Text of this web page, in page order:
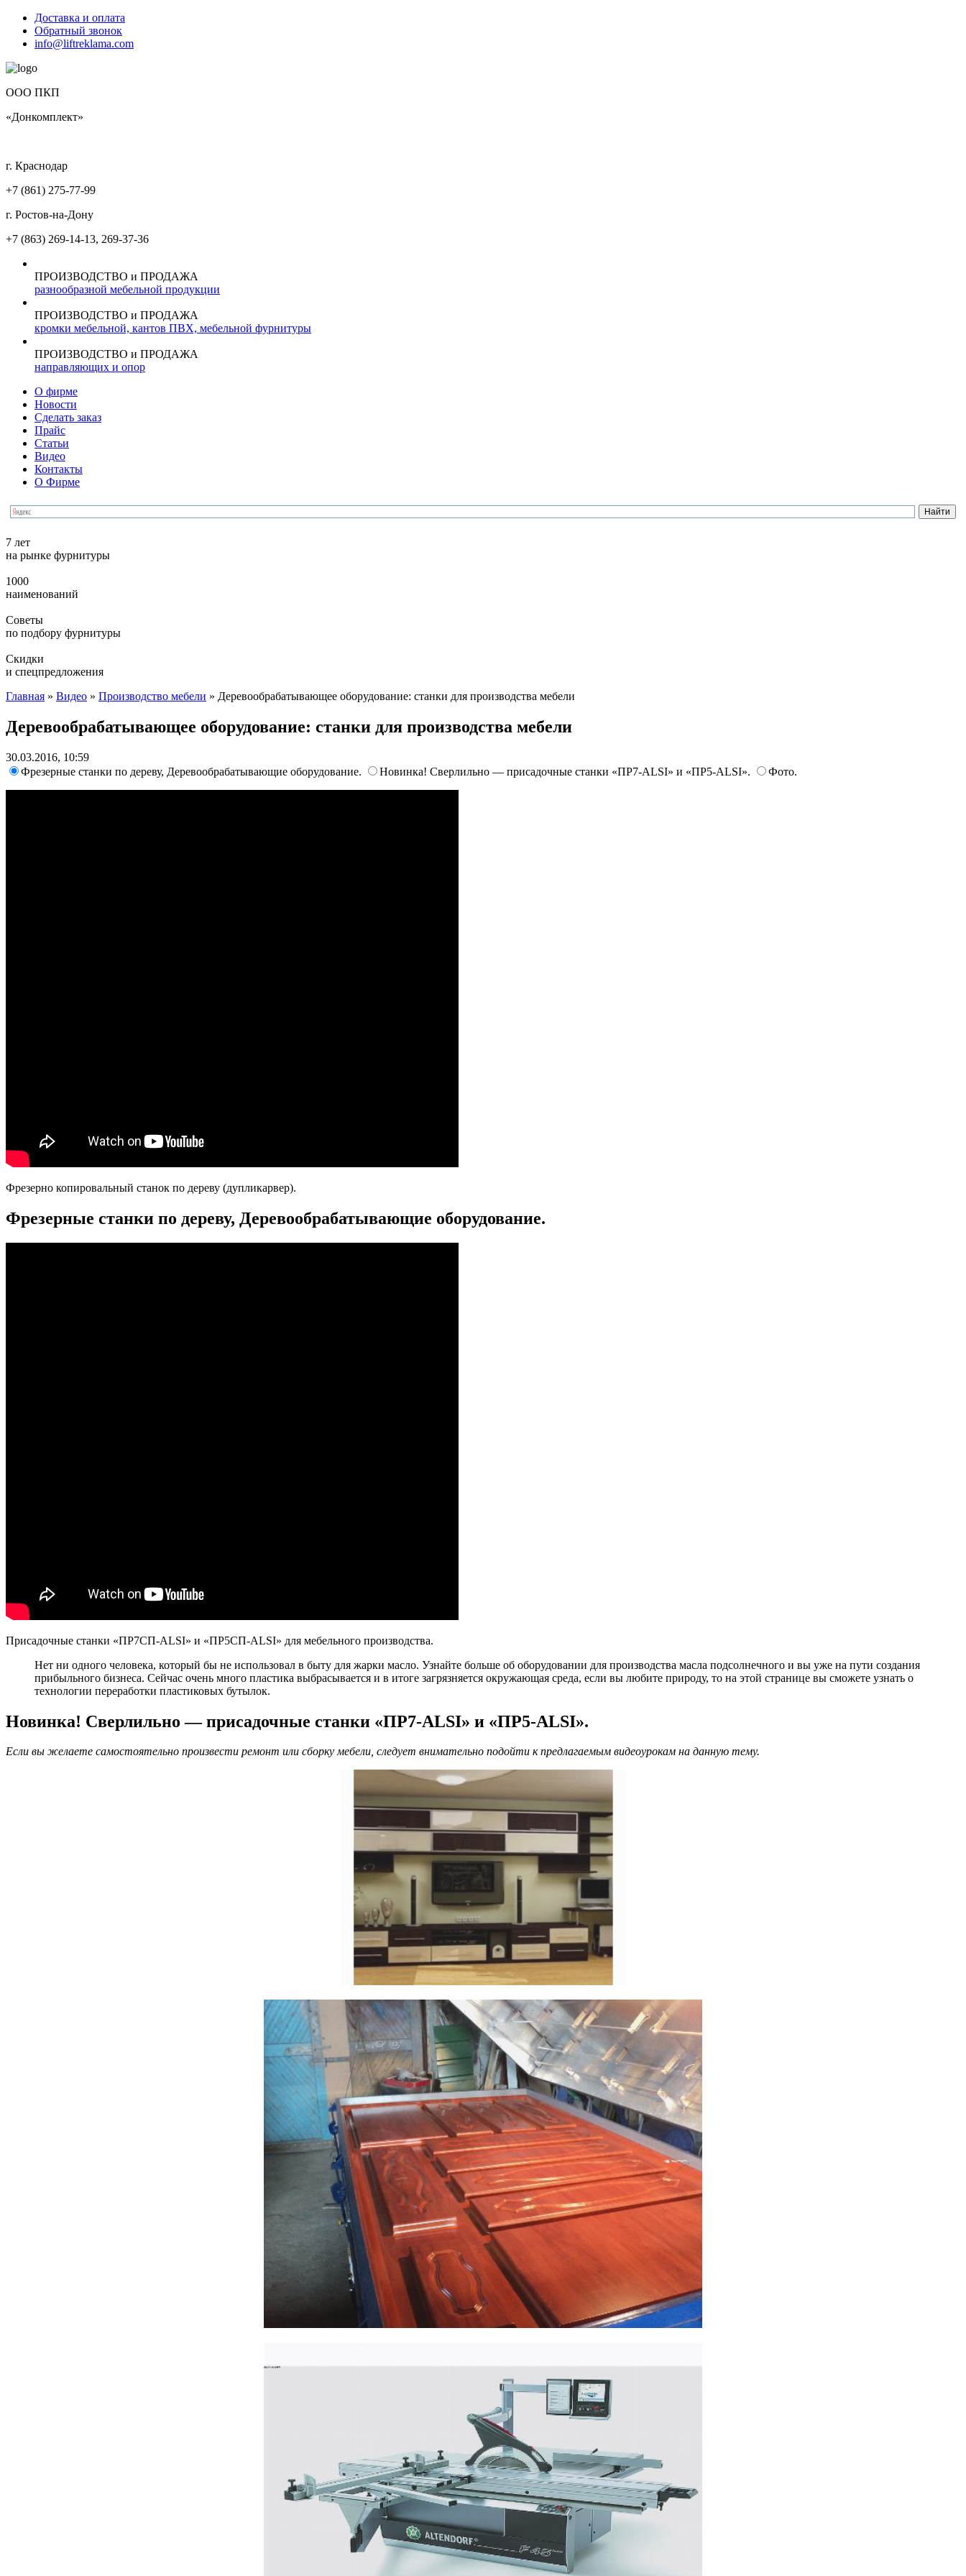
Доставка и оплата
Обратный звонок
info@liftreklama.com
ООО ПКП
«Донкомплект»
г. Краснодар
+7 (861) 275-77-99
г. Ростов-на-Дону
+7 (863) 269-14-13, 269-37-36
ПРОИЗВОДСТВО и ПРОДАЖА
разнообразной мебельной продукции
ПРОИЗВОДСТВО и ПРОДАЖА
кромки мебельной, кантов ПВХ, мебельной фурнитуры
ПРОИЗВОДСТВО и ПРОДАЖА
направляющих и опор
О фирме
Новости
Сделать заказ
Прайс
Статьи
Видео
Контакты
О Фирме
7 лет
на рынке фурнитуры
1000
наименований
Советы
по подбору фурнитуры
Скидки
и спецпредложения
Главная » Видео » Производство мебели » Деревообрабатывающее оборудование: станки для производства мебели
Деревообрабатывающее оборудование: станки для производства мебели
30.03.2016, 10:59
Фрезерные станки по дереву, Деревообрабатывающие оборудование.
Новинка! Сверлильно — присадочные станки «ПР7-ALSI» и «ПР5-ALSI». Фото.
Фрезерно копировальный станок по дереву (дупликарвер).
Фрезерные станки по дереву, Деревообрабатывающие оборудование.
Присадочные станки «ПР7СП-ALSI» и «ПР5СП-ALSI» для мебельного производства.
Нет ни одного человека, который бы не использовал в быту для жарки масло. Узнайте больше об оборудовании для производства масла подсолнечного и вы уже на пути создания
прибыльного бизнеса. Сейчас очень много пластика выбрасывается и в итоге загрязняется окружающая среда, если вы любите природу, то на этой странице вы сможете узнать о
технологии переработки пластиковых бутылок.
Новинка! Сверлильно — присадочные станки «ПР7-ALSI» и «ПР5-ALSI».
Если вы желаете самостоятельно произвести ремонт или сборку мебели, следует внимательно подойти к предлагаемым видеоурокам на данную тему.